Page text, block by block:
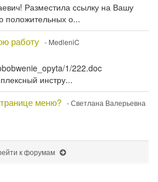
Разместила ссылку на Вашу
положительных о...
работу - MedleniC
1/222.doc
инстру...
меню? - Светлана Валерьевна
к форумам